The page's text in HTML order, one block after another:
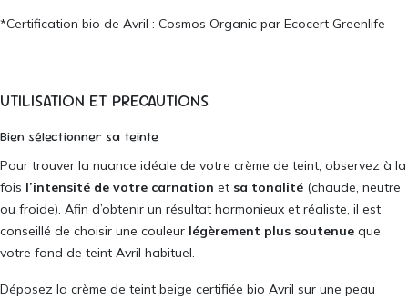
*Certification bio de Avril : Cosmos Organic par Ecocert Greenlife
UTILISATION ET PRECAUTIONS
Bien sélectionner sa teinte
Pour trouver la nuance idéale de votre crème de teint, observez à la
fois l’intensité de votre carnation et sa tonalité (chaude, neutre
ou froide). Afin d’obtenir un résultat harmonieux et réaliste, il est
conseillé de choisir une couleur légèrement plus soutenue que
votre fond de teint Avril habituel.
Déposez la crème de teint beige certifiée bio Avril sur une peau